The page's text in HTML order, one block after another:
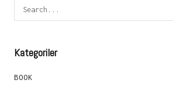
Kategoriler
BOOK